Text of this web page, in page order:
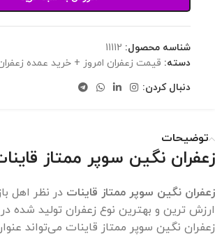
شناسه محصول: 11112
دسته: قیمت زعفران امروز + خرید عمده
دنبال کردن:
توضیحات
زعفران نگین سوپر ممتاز
زعفران نگین سوپر ممتاز قاینات در نظر اهل
ارزش‌ ترین و بهترین نوع زعفران تولید شده
زعفران نگین سوپر ممتاز قاینات می‌تواند